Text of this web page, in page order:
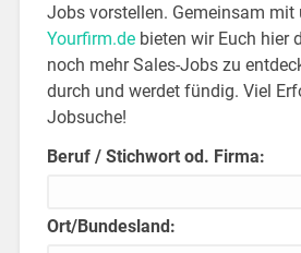
Jobs vorstellen. Gemeinsam mit
Yourfirm.debieten wir Euch hier
noch mehr Sales-Jobs zu
durch und werdet fündig. Viel
Jobsuche!
Beruf / Stichwort od. Firma:
Ort/Bundesland: